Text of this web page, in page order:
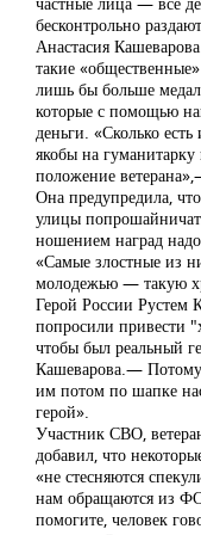
бесконтрольно
Анастасия
такие
лишь бы больше
которые с помощью
деньги. «Сколько
якобы на
положение
Она предупредила,
улицы
ношением наград
«Самые злостные из
молодежью — такую
Герой России Рустем
попросили привести
чтобы был реальный
Кашеварова.— Потому
им потом по шапке
герой».
Участник СВО,
добавил, что
«не стесняются
нам обращаются из
помогите, человек